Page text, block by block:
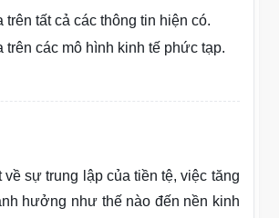
trên tất cả các thông tin hiện có.
trên các mô hình kinh tế phức tạp.
về sự trung lập của tiền tệ, việc tăng
hưởng như thế nào đến nền kinh